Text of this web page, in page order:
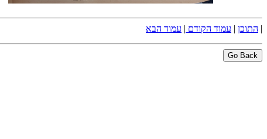
| התוכן | עמוד הקודם | עמוד הבא
Go Back